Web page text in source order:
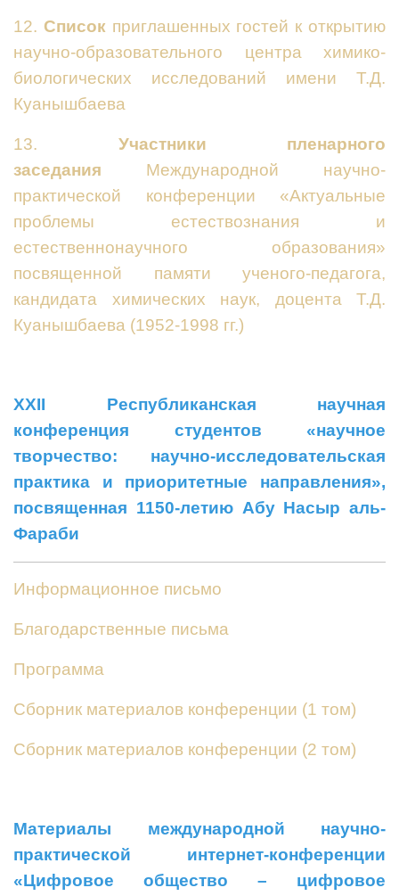
12. Список приглашенных гостей к открытию
научно-образовательного центра химико-
биологических исследований имени Т.Д.
Куанышбаева
13. Участники пленарного
заседания Международной научно-
практической конференции «Актуальные
проблемы естествознания и
естественнонаучного образования»
посвященной памяти ученого-педагога,
кандидата химических наук, доцента Т.Д.
Куанышбаева (1952-1998 гг.)
XXII Pеспубликанская научная
конференция студентов «научное
творчество: научно-исследовательская
практика и приоритетные направления»,
посвященная 1150-летию Aбу Насыр аль-
Фараби
Информационное письмо
Благодарственные письма
Программа
Сборник материалов конференции (1 том)
Сборник материалов конференции (2 том)
Материалы международной научно-
практической интернет-конференции
«Цифровое общество – цифровое